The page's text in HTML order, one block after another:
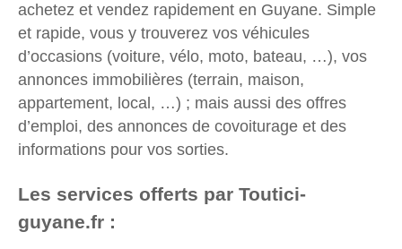
achetez et vendez rapidement en Guyane. Simple
et rapide, vous y trouverez vos véhicules
d’occasions (voiture, vélo, moto, bateau, …), vos
annonces immobilières (terrain, maison,
appartement, local, …) ; mais aussi des offres
d’emploi, des annonces de covoiturage et des
informations pour vos sorties.
Les services offerts par Toutici-
guyane.fr :